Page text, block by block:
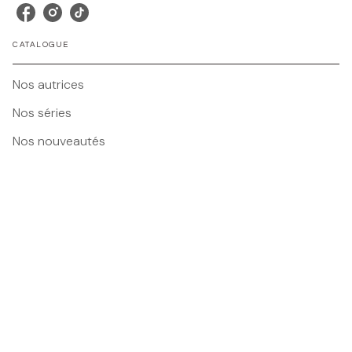
CATALOGUE
Nos autrices
Nos séries
Nos nouveautés